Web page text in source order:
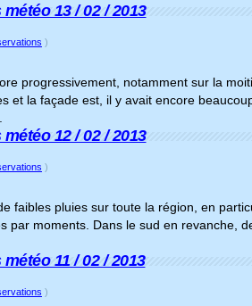
13 / 02 / 2013
)
progressivement, notamment sur la
et la façade est, il y avait encore
12 / 02 / 2013
)
faibles pluies sur toute la région, en
par moments. Dans le sud en revanche,
11 / 02 / 2013
)